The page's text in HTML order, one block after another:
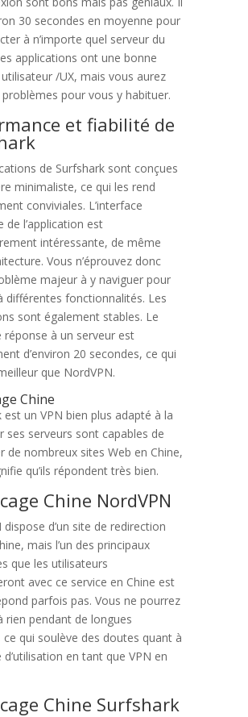
30 secondes en moyenne pour
à n’importe quel serveur du
applications ont une bonne
/UX, mais vous aurez
problèmes pour vous y habituer.
et fiabilité de
de Surfshark sont conçues
minimaliste, ce qui les rend
conviviales. L’interface
de l’application est
intéressante, de même
Vous n’éprouvez donc
majeur à y naviguer pour
différentes fonctionnalités. Les
sont également stables. Le
réponse à un serveur est
d’environ 20 secondes, ce qui
que NordVPN.
Chine
est un VPN bien plus adapté à la
ses serveurs sont capables de
de nombreux sites Web en Chine,
qu’ils répondent très bien.
Chine NordVPN
dispose d’un site de redirection
mais l’un des principaux
que les utilisateurs
avec ce service en Chine est
parfois pas. Vous ne pourrez
rien pendant de longues
ce qui soulève des doutes quant à
d’utilisation en tant que VPN en
Chine Surfshark